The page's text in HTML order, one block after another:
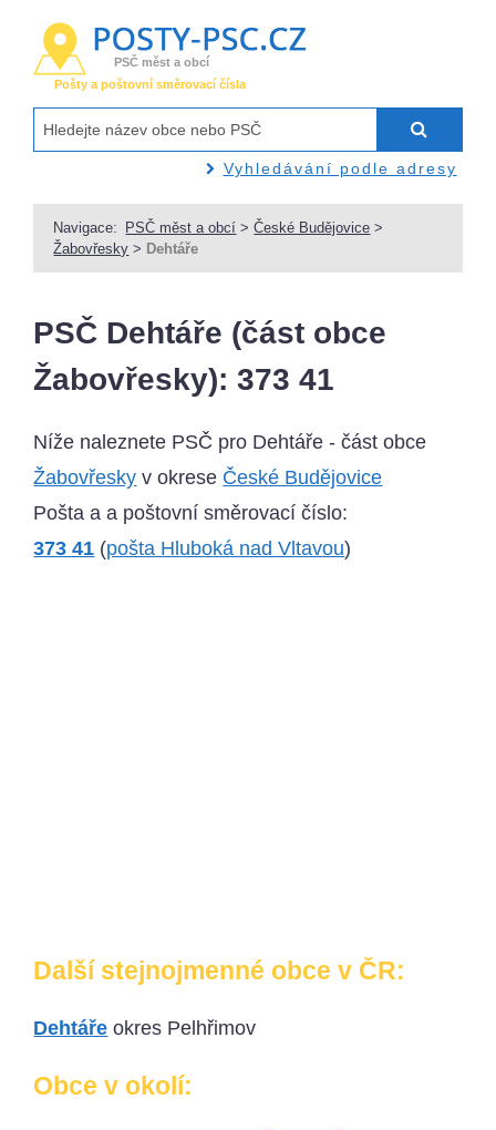
PSČ měst a obcí
Pošty a poštovní směrovací čísla
Vyhledávání podle adresy
Navigace: PSČ měst a obcí >České Budějovice >
Žabovřesky > Dehtáře
PSČ Dehtáře (část obce
Žabovřesky): 373 41
Níže naleznete PSČ pro Dehtáře - část obce
Žabovřesky v okrese České Budějovice
Pošta a a poštovní směrovací číslo:
373 41 (pošta Hluboká nad Vltavou)
Další stejnojmenné obce v ČR:
Dehtáře okres Pelhřimov
Obce v okolí: